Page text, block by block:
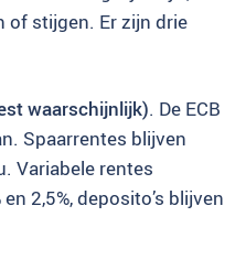
of stijgen. Er zijn drie
waarschijnlijk). De ECB
Spaarrentes blijven
Variabele rentes
2,5%, deposito’s blijven